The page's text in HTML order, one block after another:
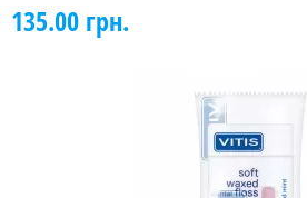
135.00 грн.